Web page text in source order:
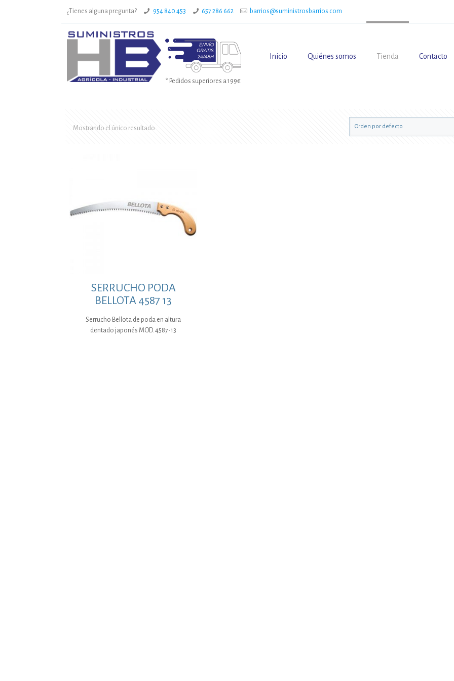
¿Tienes alguna pregunta? 954 840 453 657 286 662 barrios@suministrosbarrios.com
* Pedidos superiores a 199€
Inicio Quiénes somos Tienda Contacto
Mostrando el único resultado
SERRUCHO PODA
BELLOTA 4587 13
Serrucho Bellota de poda en altura
dentado japonés MOD. 4587-13